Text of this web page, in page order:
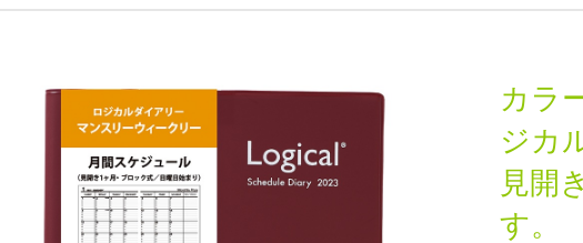
新製品一覧
カラ
ジカ
見開
す。